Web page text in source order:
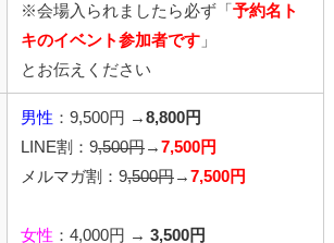
※会場入られましたら必ず「 予約名ト
キのイベント参加者です 」
とお伝えください
男性 ：9,500円 → 8,800円
LINE割： 9,500円 → 7,500円
メルマガ割： 9,500円 → 7,500円
女性 ：4,000円 → 3,500円